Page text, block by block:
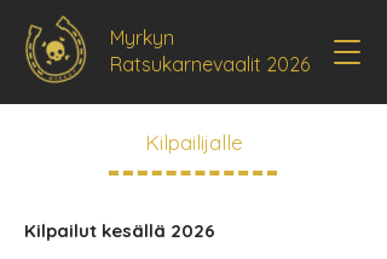
Myrkyn
Ratsukarnevaalit 2026
Kilpailijalle
Kilpailut kesällä 2026